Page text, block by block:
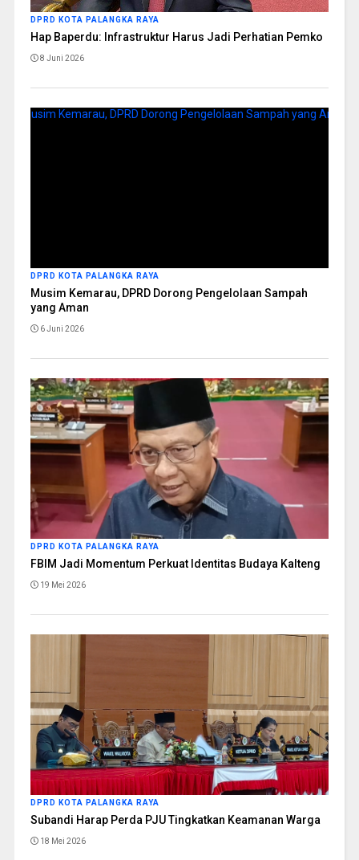
DPRD KOTA PALANGKA RAYA
Hap Baperdu: Infrastruktur Harus Jadi Perhatian Pemko
8 Juni 2026
DPRD KOTA PALANGKA RAYA
Musim Kemarau, DPRD Dorong Pengelolaan Sampah
yang Aman
6 Juni 2026
DPRD KOTA PALANGKA RAYA
FBIM Jadi Momentum Perkuat Identitas Budaya Kalteng
19 Mei 2026
DPRD KOTA PALANGKA RAYA
Subandi Harap Perda PJU Tingkatkan Keamanan Warga
18 Mei 2026